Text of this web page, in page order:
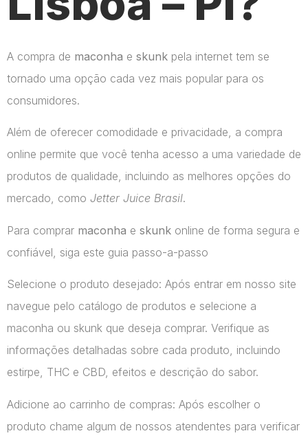
A compra de maconha e skunk pela internet tem se
tornado uma opção cada vez mais popular para os
consumidores.
Além de oferecer comodidade e privacidade, a compra
online permite que você tenha acesso a uma variedade de
produtos de qualidade, incluindo as melhores opções do
mercado, como Jetter Juice Brasil.
Para comprar maconha e skunk online de forma segura e
confiável, siga este guia passo-a-passo
Selecione o produto desejado: Após entrar em nosso site
navegue pelo catálogo de produtos e selecione a
maconha ou skunk que deseja comprar. Verifique as
informações detalhadas sobre cada produto, incluindo
estirpe, THC e CBD, efeitos e descrição do sabor.
Adicione ao carrinho de compras: Após escolher o
produto chame algum de nossos atendentes para verificar